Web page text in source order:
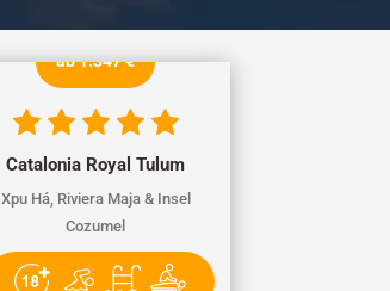
ab 1.347 €
Catalonia Royal Tulum
Xpu Há, Riviera Maja & Insel
Cozumel